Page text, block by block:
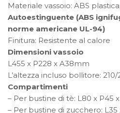
Materiale vassoio: ABS
Autoestinguente (ABS
norme americane UL-94)
Finitura: Resistente al calore
Dimensioni vassoio
L455 x P228 x A38mm
L’altezza incluso bollitore:
Compartimenti
– Per bustine di tè: L80 x P45
– Per bustine di zucchero: L35